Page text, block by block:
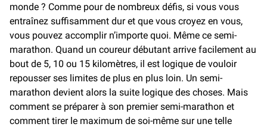
monde ? Comme pour de nombreux défis, si vous vous
entraînez suffisamment dur et que vous croyez en vous,
vous pouvez accomplir n’importe quoi. Même ce semi-
marathon. Quand un coureur débutant arrive facilement au
bout de 5, 10 ou 15 kilomètres, il est logique de vouloir
repousser ses limites de plus en plus loin. Un semi-
marathon devient alors la suite logique des choses. Mais
comment se préparer à son premier semi-marathon et
comment tirer le maximum de soi-même sur une telle